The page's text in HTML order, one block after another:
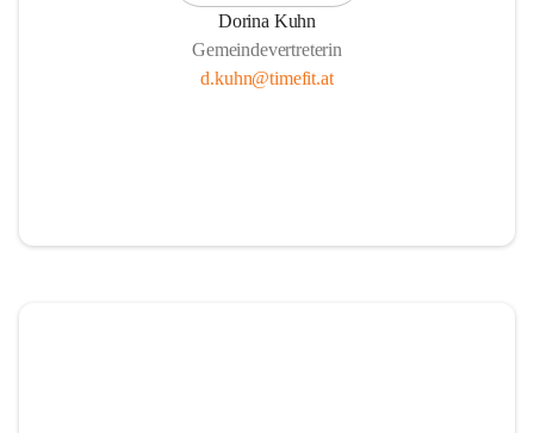
Dorina Kuhn
Gemeindevertreterin
d.kuhn@timefit.at